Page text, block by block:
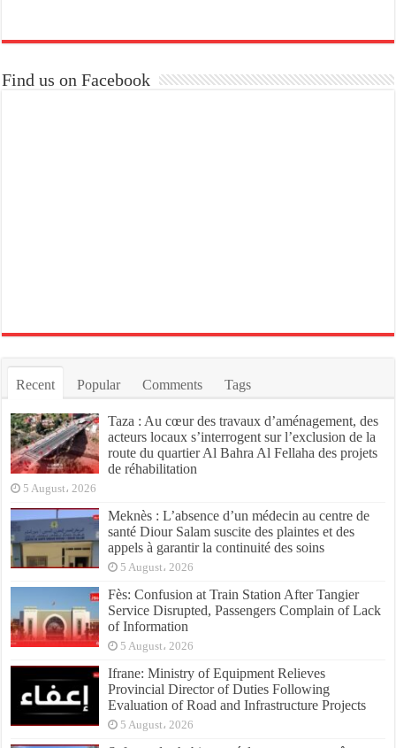
Find us on Facebook
Recent Popular Comments Tags
Taza : Au cœur des travaux d’aménagement, des
acteurs locaux s’interrogent sur l’exclusion de la
route du quartier Al Bahra Al Fellaha des projets
de réhabilitation
5 August، 2026
Meknès : L’absence d’un médecin au centre de
santé Diour Salam suscite des plaintes et des
appels à garantir la continuité des soins
5 August، 2026
Fès: Confusion at Train Station After Tangier
Service Disrupted, Passengers Complain of Lack
of Information
5 August، 2026
Ifrane: Ministry of Equipment Relieves
Provincial Director of Duties Following
Evaluation of Road and Infrastructure Projects
5 August، 2026